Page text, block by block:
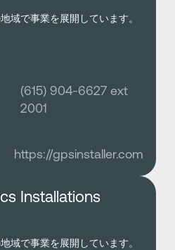
域で事業を展開しています。
(615) 904-6627 ext
2001
https://gpsinstaller.com
Installations
域で事業を展開しています。